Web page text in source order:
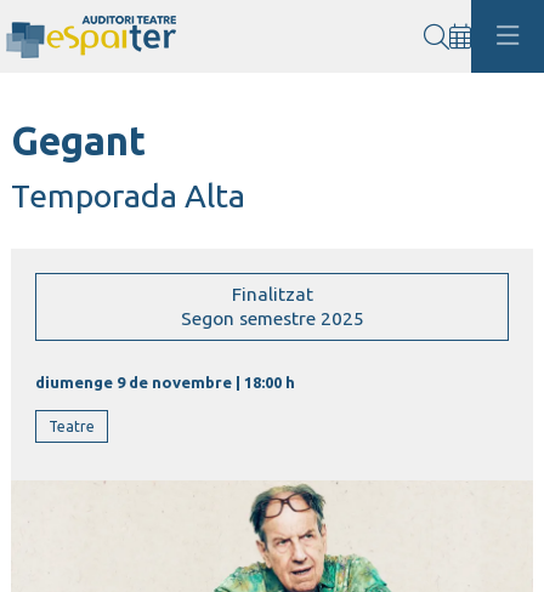
Gegant
Temporada Alta
Finalitzat
Segon semestre 2025
diumenge 9 de novembre 18:00 h
Teatre